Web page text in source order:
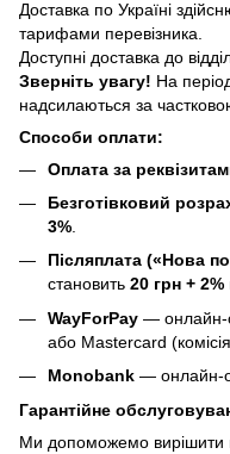
Доставка по Україні
тарифами перевізника.
Доступні доставка до
Зверніть увагу! На
надсилаються за
Способи оплати:
Оплата за
Безготівковий
3%
Післяплата («Нова
становить 20 грн +
WayForPay — онлайн-
або Mastercard (комісія
Monobank — онлайн-
Гарантійне
Ми допоможемо вирішити